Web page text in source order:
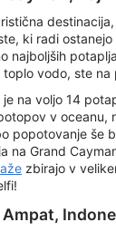
ki radi ostanejo
najboljših
toplo vodo, ste na
je na voljo 14
v oceanu,
popotovanje še
na Grand
zbirajo v
Ampat,